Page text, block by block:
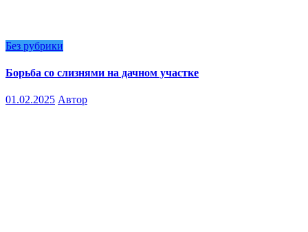
Без рубрики
Борьба со слизнями на дачном участке
01.02.2025 Автор